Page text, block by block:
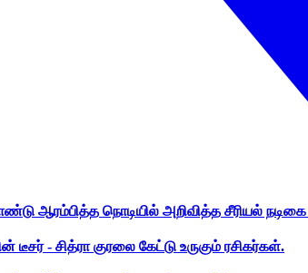
ஆரம்பித்த நொடியில் அறிவித்த சீரியல்
டீசர் - சித்ரா குரலை கேட்டு உருகும் ரசிகர்கள்.